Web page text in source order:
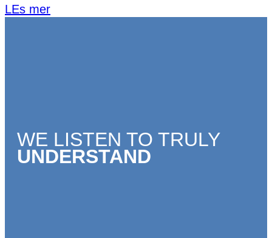
LEs mer
WE LISTEN TO TRULY
UNDERSTAND